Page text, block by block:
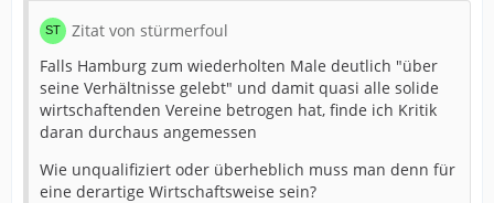
Zitat von stürmerfoul
Falls Hamburg zum wiederholten Male deutlich "über
seine Verhältnisse gelebt" und damit quasi alle solide
wirtschaftenden Vereine betrogen hat, finde ich Kritik
daran durchaus angemessen
Wie unqualifiziert oder überheblich muss man denn für
eine derartige Wirtschaftsweise sein?